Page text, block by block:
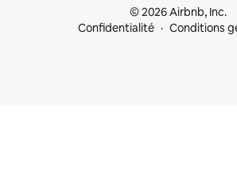
© 2026 Airbnb, Inc.
Confidentialité
Conditions